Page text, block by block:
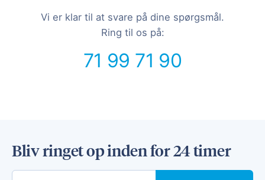
Vi er klar til at svare på dine spørgsmål.
Ring til os på:
71 99 71 90
Bliv ringet op inden for 24 timer